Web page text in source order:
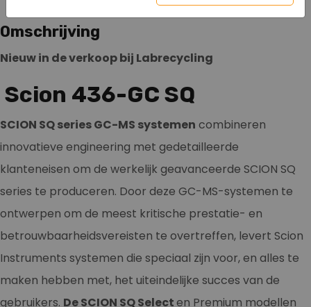
Omschrijving
Nieuw in de verkoop bij Labrecycling
Scion 436-GC SQ
SCION SQ series GC-MS systemen combineren
innovatieve engineering met gedetailleerde
klanteneisen om de werkelijk geavanceerde SCION SQ
series te produceren. Door deze GC-MS-systemen te
ontwerpen om de meest kritische prestatie- en
betrouwbaarheidsvereisten te overtreffen, levert Scion
Instruments systemen die speciaal zijn voor, en alles te
maken hebben met, het uiteindelijke succes van de
gebruikers. De SCION SQ Selecten Premium modellen